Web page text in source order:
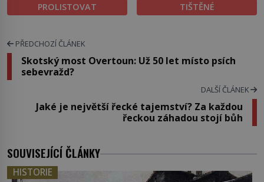
PROLISTOVAT
TIŠTĚNÉ
PŘEDCHOZÍ ČLÁNEK
Skotský most Overtoun: Už 50 let místo psích
sebevražd?
DALŠÍ ČLÁNEK
Jaké je největší řecké tajemství? Za každou
řeckou záhadou stojí bůh
SOUVISEJÍCÍ ČLÁNKY
HISTORIE